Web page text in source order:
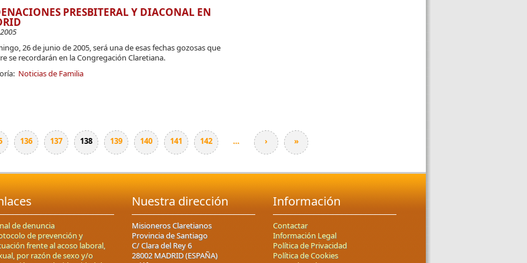
PRESBITERAL Y DIACONAL EN
26 de junio de 2005, será una de esas fechas gozosas que
se recordarán en la Congregación Claretiana.
Noticias de Familia
136 137 138 139 140 141 142 … › »
de denuncia
de prevención y
frente al acoso laboral,
por razón de sexo y/o
Nuestra dirección
Misioneros Claretianos
Provincia de Santiago
C/ Clara del Rey 6
28002 MADRID (ESPAÑA)
Información
Contactar
Información Legal
Política de Privacidad
Política de Cookies